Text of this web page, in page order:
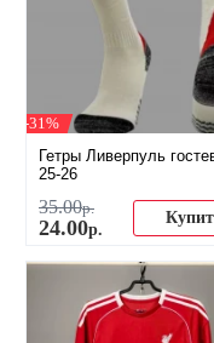
-31%
Гетры Ливерпуль
25-26
35.00р.
24.00р.